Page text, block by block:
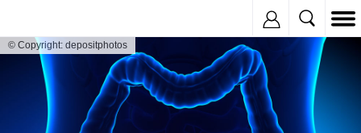
© Copyright: depositphotos